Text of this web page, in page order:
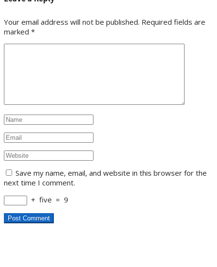
Your email address will not be published. Required fields are
marked *
Save my name, email, and website in this browser for the
next time I comment.
+ five = 9